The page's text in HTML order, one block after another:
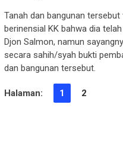
Tanah dan bangunan
berinensial KK bahwa dia
Djon Salmon, namun
secara sahih/syah bukti
dan bangunan tersebut.
Halaman: 1 2